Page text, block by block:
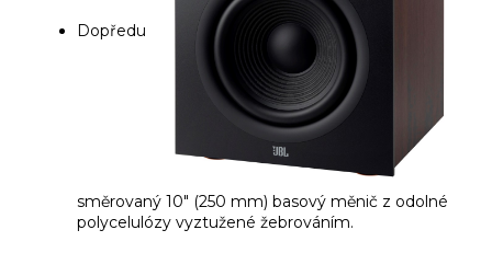
Dopředu
směrovaný 10" (250 mm) basový měnič z odolné
polycelulózy vyztužené žebrováním.